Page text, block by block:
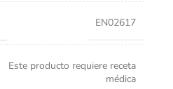
EN02617
Este producto requiere receta
médica